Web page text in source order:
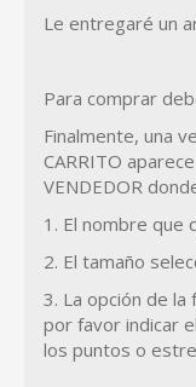
Le entregaré un
Para comprar
Finalmente, una
CARRITO
VENDEDOR
1. El nombre que
2. El tamaño
3. La opción de la
por favor indicar
los puntos o